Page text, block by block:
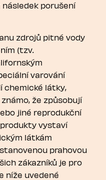
následek porušení
zdrojů pitné vody
(tzv.
varování
chemické látky,
že způsobují
jiné reprodukční
vystaví
látkám
prahovou
zákazníků je pro
níže uvedené